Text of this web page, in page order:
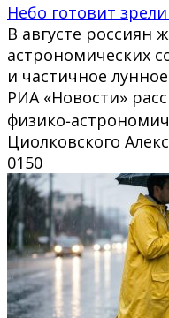
Небо готовит
В августе россиян
астрономических
и частичное
РИА «Новости»
Циолковского
0150